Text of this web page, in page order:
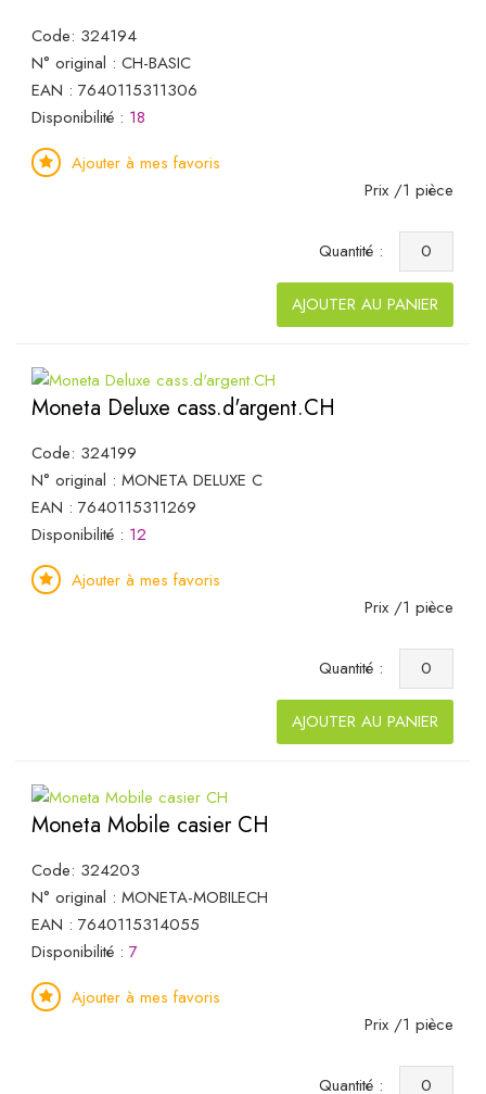
Code: 324194
N° original : CH-BASIC
EAN : 7640115311306
Disponibilité : 18
Ajouter à mes favoris
Prix /1 pièce
Quantité :
AJOUTER AU PANIER
Moneta Deluxe cass.d'argent.CH
Code: 324199
N° original : MONETA DELUXE C
EAN : 7640115311269
Disponibilité : 12
Ajouter à mes favoris
Prix /1 pièce
Quantité :
AJOUTER AU PANIER
Moneta Mobile casier CH
Code: 324203
N° original : MONETA-MOBILECH
EAN : 7640115314055
Disponibilité : 7
Ajouter à mes favoris
Prix /1 pièce
Quantité :